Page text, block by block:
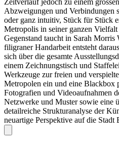
Zeitverlauf jedoch zu einem
Abzweigungen und Verbindungen
oder ganz intuitiv, Stück für Stück
Metropolis in seiner ganzen Vielfalt
Gegenstand taucht in Sarah
filigraner Handarbeit entsteht
sich über die gesamte
einem Zeichnungstisch und
Werkzeuge zur freien und
Metropolen ein und eine Blackbox
Fotografien und Videoaufnahmen
Netzwerke und Muster sowie eine
detailreiche Strukturanalyse der
neuartige Perspektive auf die Stadt